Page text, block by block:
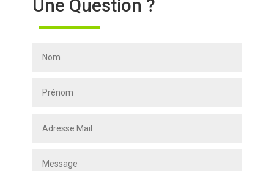
Une Question ?